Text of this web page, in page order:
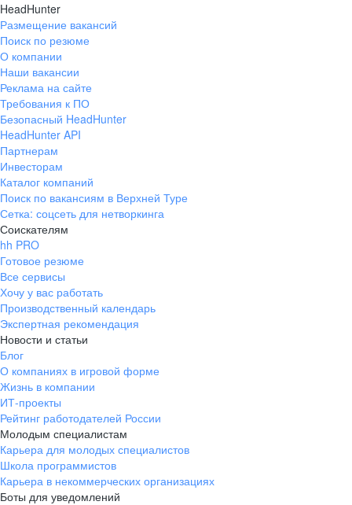
HeadHunter
Размещение вакансий
Поиск по резюме
О компании
Наши вакансии
Реклама на сайте
Требования к ПО
Безопасный HeadHunter
HeadHunter API
Партнерам
Инвесторам
Каталог компаний
Поиск по вакансиям в Верхней Туре
Сетка: соцсеть для нетворкинга
Соискателям
hh PRO
Готовое резюме
Все сервисы
Хочу у вас работать
Производственный календарь
Экспертная рекомендация
Новости и статьи
Блог
О компаниях в игровой форме
Жизнь в компании
ИТ-проекты
Рейтинг работодателей России
Молодым специалистам
Карьера для молодых специалистов
Школа программистов
Карьера в некоммерческих организациях
Боты для уведомлений